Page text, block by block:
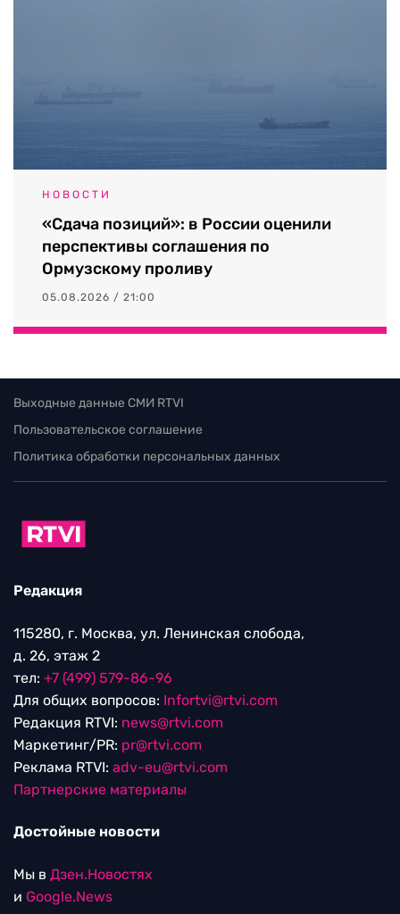
НОВОСТИ
«Сдача позиций»: в России оценили
перспективы соглашения по
Ормузскому проливу
05.08.2026 / 21:00
Выходные данные СМИ RTVI
Пользовательское соглашение
Политика обработки персональных данных
Редакция
115280, г. Москва, ул. Ленинская слобода,
д. 26, этаж 2
тел: +7 (499) 579-86-96
Для общих вопросов: Infortvi@rtvi.com
Редакция RTVI: news@rtvi.com
Маркетинг/PR: pr@rtvi.com
Реклама RTVI: adv-eu@rtvi.com
Партнерские материалы
Достойные новости
Мы в Дзен.Новостях
и Google.News